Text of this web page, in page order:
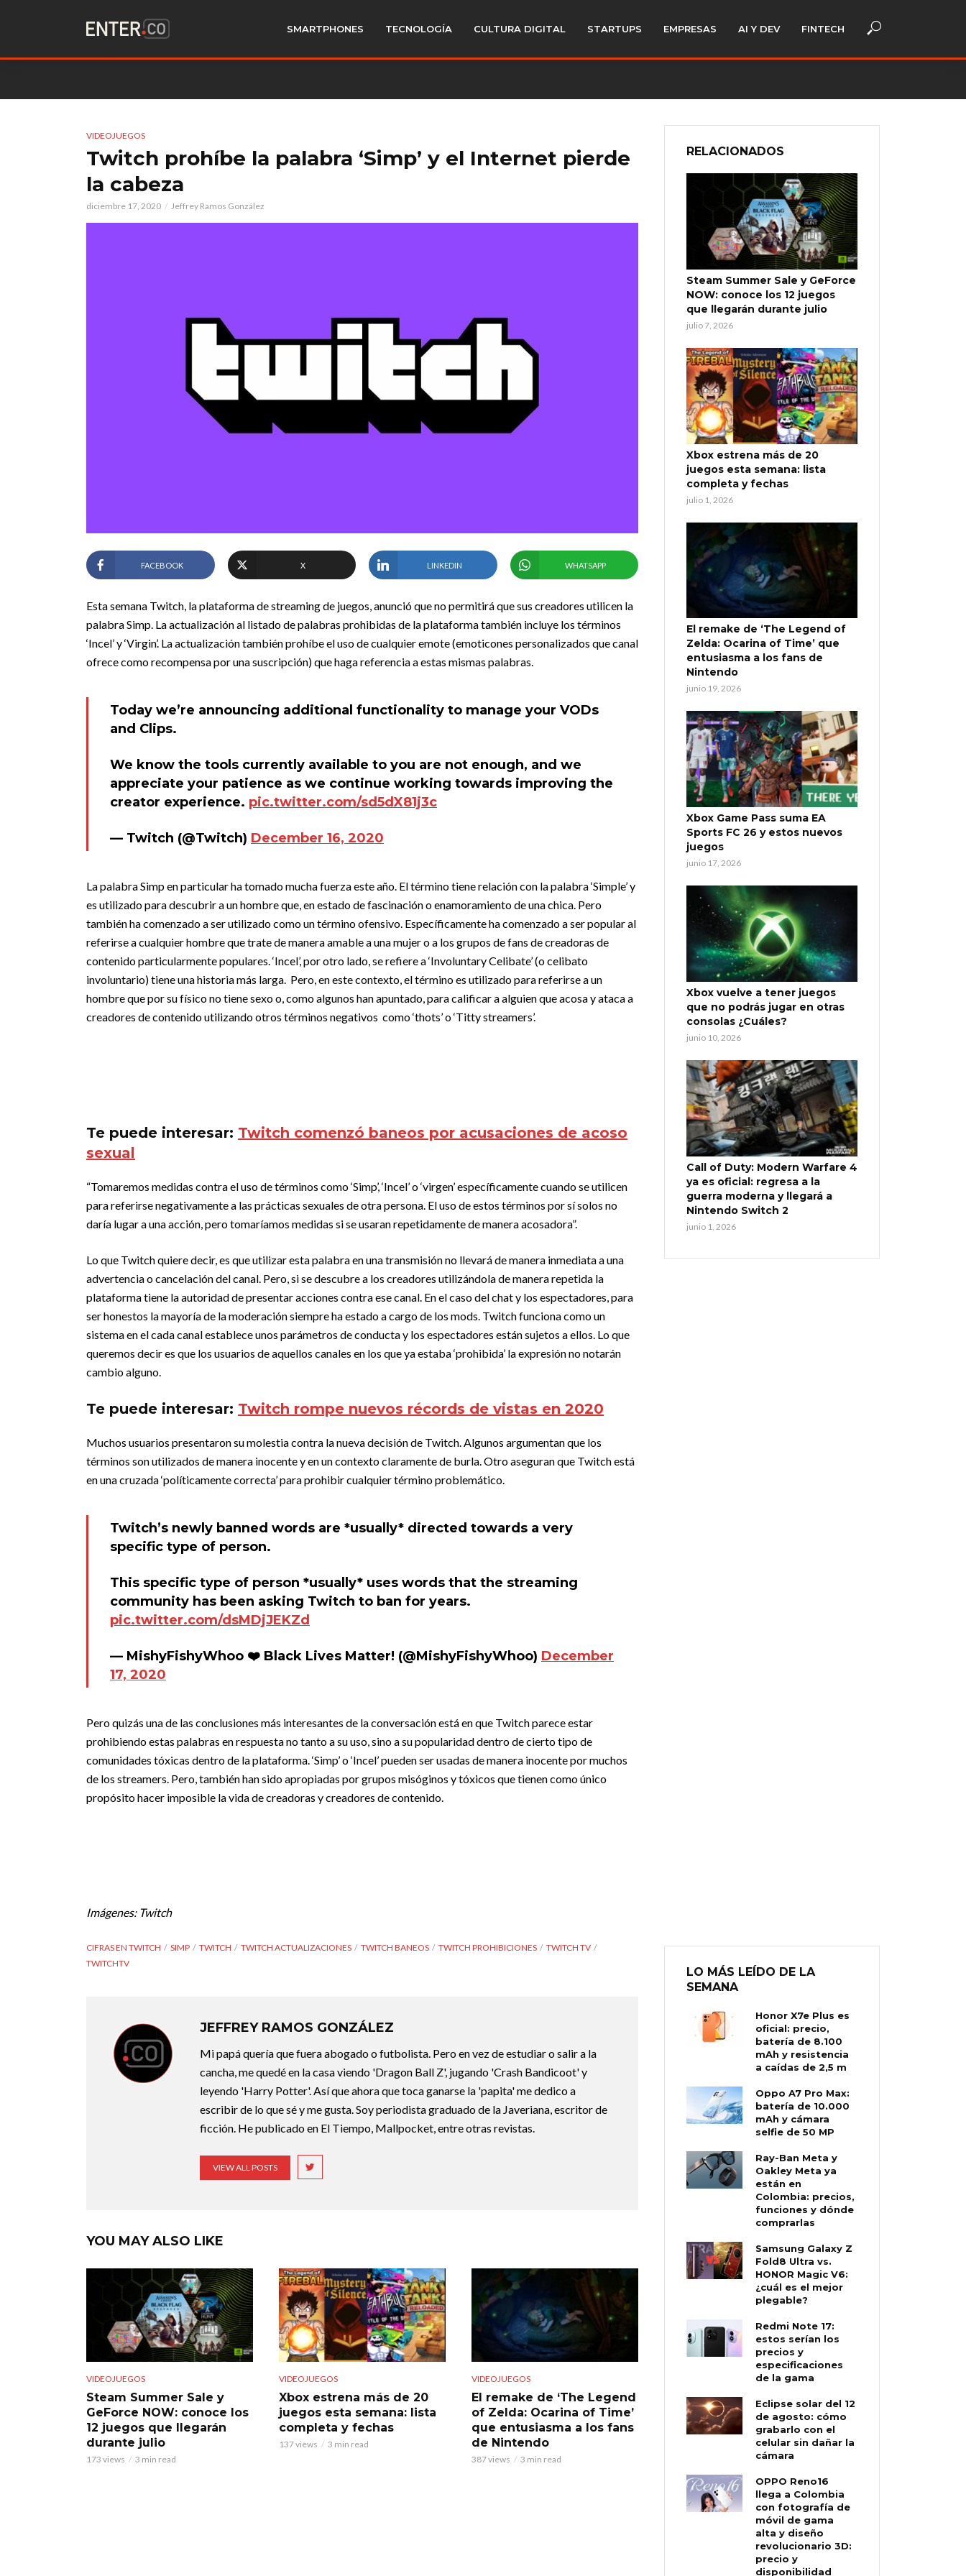
SMARTPHONES TECNOLOGÍA CULTURA DIGITAL STARTUPS EMPRESAS AI Y DEV FINTECH
VIDEOJUEGOS
Twitch prohíbe la palabra ‘Simp’ y el Internet pierde
la cabeza
diciembre 17, 2020 Jeffrey Ramos González
FACEBOOK X LINKEDIN WHATSAPP
Esta semana Twitch, la plataforma de streaming de juegos, anunció que no permitirá que sus creadores utilicen la
palabra Simp. La actualización al listado de palabras prohibidas de la plataforma también incluye los términos
‘Incel’ y ‘Virgin’. La actualización también prohíbe el uso de cualquier emote (emoticones personalizados que canal
ofrece como recompensa por una suscripción) que haga referencia a estas mismas palabras.
Today we’re announcing additional functionality to manage your VODs
and Clips.
We know the tools currently available to you are not enough, and we
appreciate your patience as we continue working towards improving the
creator experience. pic.twitter.com/sd5dX81j3c
— Twitch (@Twitch) December 16, 2020
La palabra Simp en particular ha tomado mucha fuerza este año. El término tiene relación con la palabra ‘Simple’ y
es utilizado para descubrir a un hombre que, en estado de fascinación o enamoramiento de una chica. Pero
también ha comenzado a ser utilizado como un término ofensivo. Específicamente ha comenzado a ser popular al
referirse a cualquier hombre que trate de manera amable a una mujer o a los grupos de fans de creadoras de
contenido particularmente populares. ‘Incel’, por otro lado, se refiere a ‘Involuntary Celibate’ (o celibato
involuntario) tiene una historia más larga. Pero, en este contexto, el término es utilizado para referirse a un
hombre que por su físico no tiene sexo o, como algunos han apuntado, para calificar a alguien que acosa y ataca a
creadores de contenido utilizando otros términos negativos como ‘thots’ o ‘Titty streamers’.
Te puede interesar: Twitch comenzó baneos por acusaciones de acoso
sexual
“Tomaremos medidas contra el uso de términos como ‘Simp’, ‘Incel’ o ‘virgen’ específicamente cuando se utilicen
para referirse negativamente a las prácticas sexuales de otra persona. El uso de estos términos por sí solos no
daría lugar a una acción, pero tomaríamos medidas si se usaran repetidamente de manera acosadora”.
Lo que Twitch quiere decir, es que utilizar esta palabra en una transmisión no llevará de manera inmediata a una
advertencia o cancelación del canal. Pero, si se descubre a los creadores utilizándola de manera repetida la
plataforma tiene la autoridad de presentar acciones contra ese canal. En el caso del chat y los espectadores, para
ser honestos la mayoría de la moderación siempre ha estado a cargo de los mods. Twitch funciona como un
sistema en el cada canal establece unos parámetros de conducta y los espectadores están sujetos a ellos. Lo que
queremos decir es que los usuarios de aquellos canales en los que ya estaba ‘prohibida’ la expresión no notarán
cambio alguno.
Te puede interesar: Twitch rompe nuevos récords de vistas en 2020
Muchos usuarios presentaron su molestia contra la nueva decisión de Twitch. Algunos argumentan que los
términos son utilizados de manera inocente y en un contexto claramente de burla. Otro aseguran que Twitch está
en una cruzada ‘políticamente correcta’ para prohibir cualquier término problemático.
Twitch’s newly banned words are *usually* directed towards a very
specific type of person.
This specific type of person *usually* uses words that the streaming
community has been asking Twitch to ban for years.
pic.twitter.com/dsMDjJEKZd
— MishyFishyWhoo ❤️ Black Lives Matter! (@MishyFishyWhoo) December
17, 2020
Pero quizás una de las conclusiones más interesantes de la conversación está en que Twitch parece estar
prohibiendo estas palabras en respuesta no tanto a su uso, sino a su popularidad dentro de cierto tipo de
comunidades tóxicas dentro de la plataforma. ‘Simp’ o ‘Incel’ pueden ser usadas de manera inocente por muchos
de los streamers. Pero, también han sido apropiadas por grupos misóginos y tóxicos que tienen como único
propósito hacer imposible la vida de creadoras y creadores de contenido.
Imágenes: Twitch
CIFRAS EN TWITCH SIMP TWITCH TWITCH ACTUALIZACIONES TWITCH BANEOS TWITCH PROHIBICIONES
TWITCH TV
TWITCHTV
JEFFREY RAMOS GONZÁLEZ
Mi papá quería que fuera abogado o futbolista. Pero en vez de estudiar o salir a la
cancha, me quedé en la casa viendo 'Dragon Ball Z', jugando 'Crash Bandicoot' y
leyendo 'Harry Potter'. Así que ahora que toca ganarse la 'papita' me dedico a
escribir de lo que sé y me gusta. Soy periodista graduado de la Javeriana, escritor de
ficción. He publicado en El Tiempo, Mallpocket, entre otras revistas.
VIEW ALL POSTS
YOU MAY ALSO LIKE
VIDEOJUEGOS
Steam Summer Sale y
GeForce NOW: conoce los
12 juegos que llegarán
durante julio
173 views 3 min read
VIDEOJUEGOS
Xbox estrena más de 20
juegos esta semana: lista
completa y fechas
137 views 3 min read
VIDEOJUEGOS
El remake de ‘The Legend
of Zelda: Ocarina of Time’
que entusiasma a los fans
de Nintendo
387 views 3 min read
RELACIONADOS
Steam Summer Sale y GeForce
NOW: conoce los 12 juegos
que llegarán durante julio
julio 7, 2026
Xbox estrena más de 20
juegos esta semana: lista
completa y fechas
julio 1, 2026
El remake de ‘The Legend of
Zelda: Ocarina of Time’ que
entusiasma a los fans de
Nintendo
junio 19, 2026
Xbox Game Pass suma EA
Sports FC 26 y estos nuevos
juegos
junio 17, 2026
Xbox vuelve a tener juegos
que no podrás jugar en otras
consolas ¿Cuáles?
junio 10, 2026
Call of Duty: Modern Warfare 4
ya es oficial: regresa a la
guerra moderna y llegará a
Nintendo Switch 2
junio 1, 2026
LO MÁS LEÍDO DE LA
SEMANA
Honor X7e Plus es
oficial: precio,
batería de 8.100
mAh y resistencia
a caídas de 2,5 m
Oppo A7 Pro Max:
batería de 10.000
mAh y cámara
selfie de 50 MP
Ray-Ban Meta y
Oakley Meta ya
están en
Colombia: precios,
funciones y dónde
comprarlas
Samsung Galaxy Z
Fold8 Ultra vs.
HONOR Magic V6:
¿cuál es el mejor
plegable?
Redmi Note 17:
estos serían los
precios y
especificaciones
de la gama
Eclipse solar del 12
de agosto: cómo
grabarlo con el
celular sin dañar la
cámara
OPPO Reno16
llega a Colombia
con fotografía de
móvil de gama
alta y diseño
revolucionario 3D:
precio y
disponibilidad